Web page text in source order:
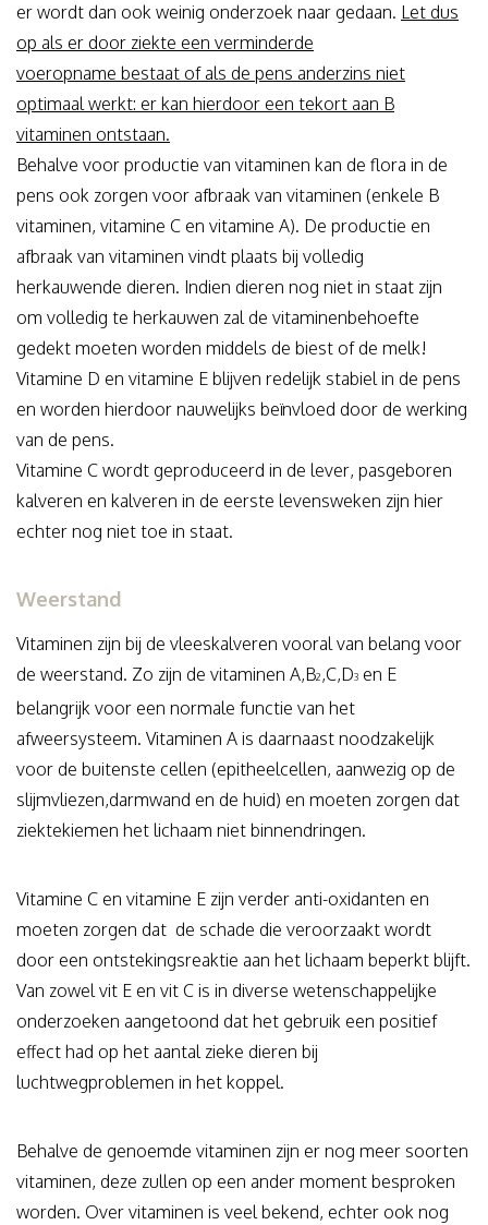
er wordt dan ook weinig onderzoek naar gedaan. Let dus
op als er door ziekte een verminderde
voeropname bestaat of als de pens anderzins niet
optimaal werkt: er kan hierdoor een tekort aan B
vitaminen ontstaan.
Behalve voor productie van vitaminen kan de flora in de
pens ook zorgen voor afbraak van vitaminen (enkele B
vitaminen, vitamine C en vitamine A). De productie en
afbraak van vitaminen vindt plaats bij volledig
herkauwende dieren. Indien dieren nog niet in staat zijn
om volledig te herkauwen zal de vitaminenbehoefte
gedekt moeten worden middels de biest of de melk!
Vitamine D en vitamine E blijven redelijk stabiel in de pens
en worden hierdoor nauwelijks beïnvloed door de werking
van de pens.
Vitamine C wordt geproduceerd in de lever, pasgeboren
kalveren en kalveren in de eerste levensweken zijn hier
echter nog niet toe in staat.
Weerstand
Vitaminen zijn bij de vleeskalveren vooral van belang voor
de weerstand. Zo zijn de vitaminen A,B2,C,D3 en E
belangrijk voor een normale functie van het
afweersysteem. Vitaminen A is daarnaast noodzakelijk
voor de buitenste cellen (epitheelcellen, aanwezig op de
slijmvliezen,darmwand en de huid) en moeten zorgen dat
ziektekiemen het lichaam niet binnendringen.
Vitamine C en vitamine E zijn verder anti-oxidanten en
moeten zorgen dat de schade die veroorzaakt wordt
door een ontstekingsreaktie aan het lichaam beperkt blijft.
Van zowel vit E en vit C is in diverse wetenschappelijke
onderzoeken aangetoond dat het gebruik een positief
effect had op het aantal zieke dieren bij
luchtwegproblemen in het koppel.
Behalve de genoemde vitaminen zijn er nog meer soorten
vitaminen, deze zullen op een ander moment besproken
worden. Over vitaminen is veel bekend, echter ook nog